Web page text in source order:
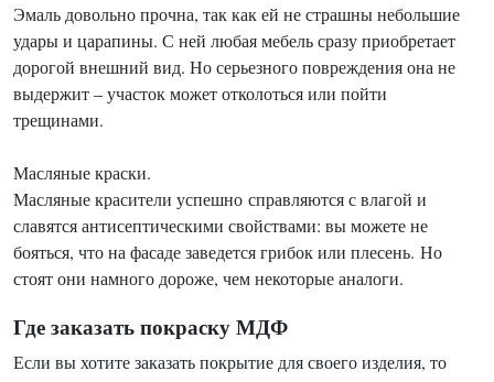
Эмаль довольно прочна, так как ей не страшны небольшие
удары и царапины. С ней любая мебель сразу приобретает
дорогой внешний вид. Но серьезного повреждения она не
выдержит – участок может отколоться или пойти
трещинами.
Масляные краски.
Масляные красители успешно справляются с влагой и
славятся антисептическими свойствами: вы можете не
бояться, что на фасаде заведется грибок или плесень. Но
стоят они намного дороже, чем некоторые аналоги.
Где заказать покраску МДФ
Если вы хотите заказать покрытие для своего изделия, то